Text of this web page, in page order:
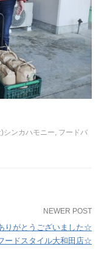
シンカハモニー, フードバ
NEWER POST
りがとうございました☆
ードスタイル大和田店☆